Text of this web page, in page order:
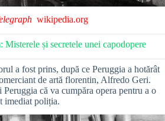
wikipedia.org
Misterele și secretele unei capodopere
a fost prins, după ce Peruggia a hotărât
de artă florentin, Alfredo Geri.
că va cumpăra opera pentru a o
imediat poliția.